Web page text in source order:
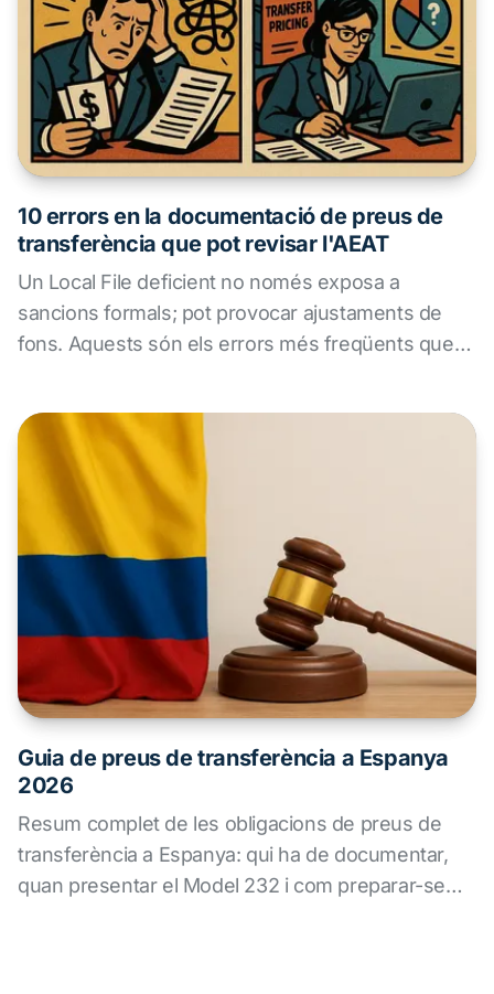
10 errors en la documentació de preus de
transferència que pot revisar l'AEAT
Un Local File deficient no només exposa a
sancions formals; pot provocar ajustaments de
fons. Aquests són els errors més freqüents que
Guia de preus de transferència a Espanya
2026
Resum complet de les obligacions de preus de
transferència a Espanya: qui ha de documentar,
quan presentar el Model 232 i com preparar-se